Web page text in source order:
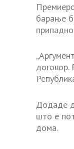
барање
договор.
Додаде
што е
дома.